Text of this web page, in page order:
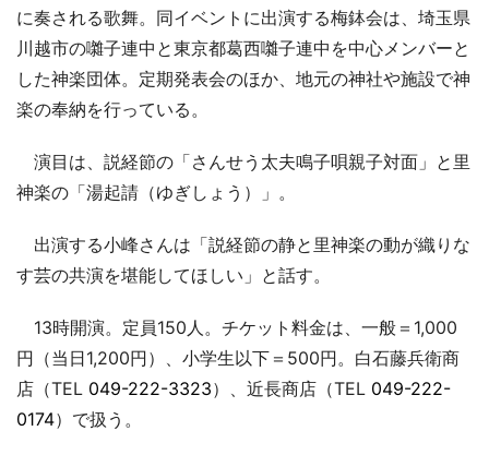
に奏される歌舞。同イベントに出演する梅鉢会は、埼玉県
川越市の囃子連中と東京都葛西囃子連中を中心メンバーと
した神楽団体。定期発表会のほか、地元の神社や施設で神
楽の奉納を行っている。
演目は、説経節の「さんせう太夫鳴子唄親子対面」と里
神楽の「湯起請（ゆぎしょう）」。
出演する小峰さんは「説経節の静と里神楽の動が織りな
す芸の共演を堪能してほしい」と話す。
13時開演。定員150人。チケット料金は、一般＝1,000
円（当日1,200円）、小学生以下＝500円。白石藤兵衛商
店（TEL 049-222-3323）、近長商店（TEL 049-222-
0174）で扱う。